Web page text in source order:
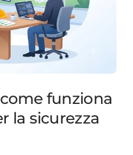
come funziona
la sicurezza